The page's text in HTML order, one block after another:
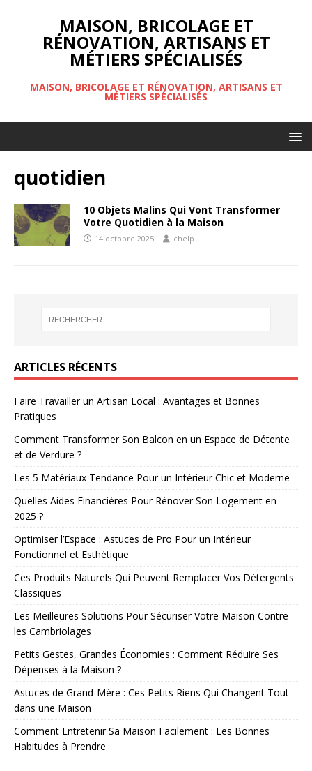
MAISON, BRICOLAGE ET
RÉNOVATION, ARTISANS ET
MÉTIERS SPÉCIALISÉS
MAISON, BRICOLAGE ET RÉNOVATION, ARTISANS ET
MÉTIERS SPÉCIALISÉS
quotidien
10 Objets Malins Qui Vont Transformer
Votre Quotidien à la Maison
14 octobre 2025 chelp
ARTICLES RÉCENTS
Faire Travailler un Artisan Local : Avantages et Bonnes
Pratiques
Comment Transformer Son Balcon en un Espace de Détente
et de Verdure ?
Les 5 Matériaux Tendance Pour un Intérieur Chic et Moderne
Quelles Aides Financières Pour Rénover Son Logement en
2025 ?
Optimiser l’Espace : Astuces de Pro Pour un Intérieur
Fonctionnel et Esthétique
Ces Produits Naturels Qui Peuvent Remplacer Vos Détergents
Classiques
Les Meilleures Solutions Pour Sécuriser Votre Maison Contre
les Cambriolages
Petits Gestes, Grandes Économies : Comment Réduire Ses
Dépenses à la Maison ?
Astuces de Grand-Mère : Ces Petits Riens Qui Changent Tout
dans une Maison
Comment Entretenir Sa Maison Facilement : Les Bonnes
Habitudes à Prendre